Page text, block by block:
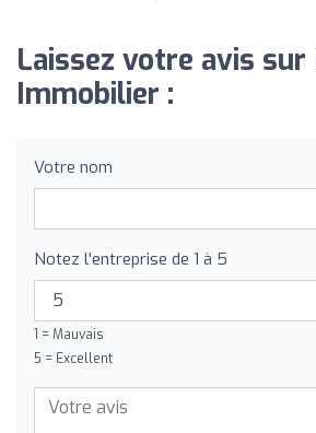
Laissez votre avis
Immobilier :
Votre nom
Notez l'entreprise de 1 à 5
1 = Mauvais
5 = Excellent